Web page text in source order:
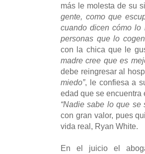
más le molesta de su
gente, como que
cuando dicen cómo
personas que lo
con la chica que le
madre cree que es
debe reingresar al
miedo”, le confiesa a
edad que se encuentra
“Nadie sabe lo que se
con gran valor, pues
vida real, Ryan White.
En el juicio el